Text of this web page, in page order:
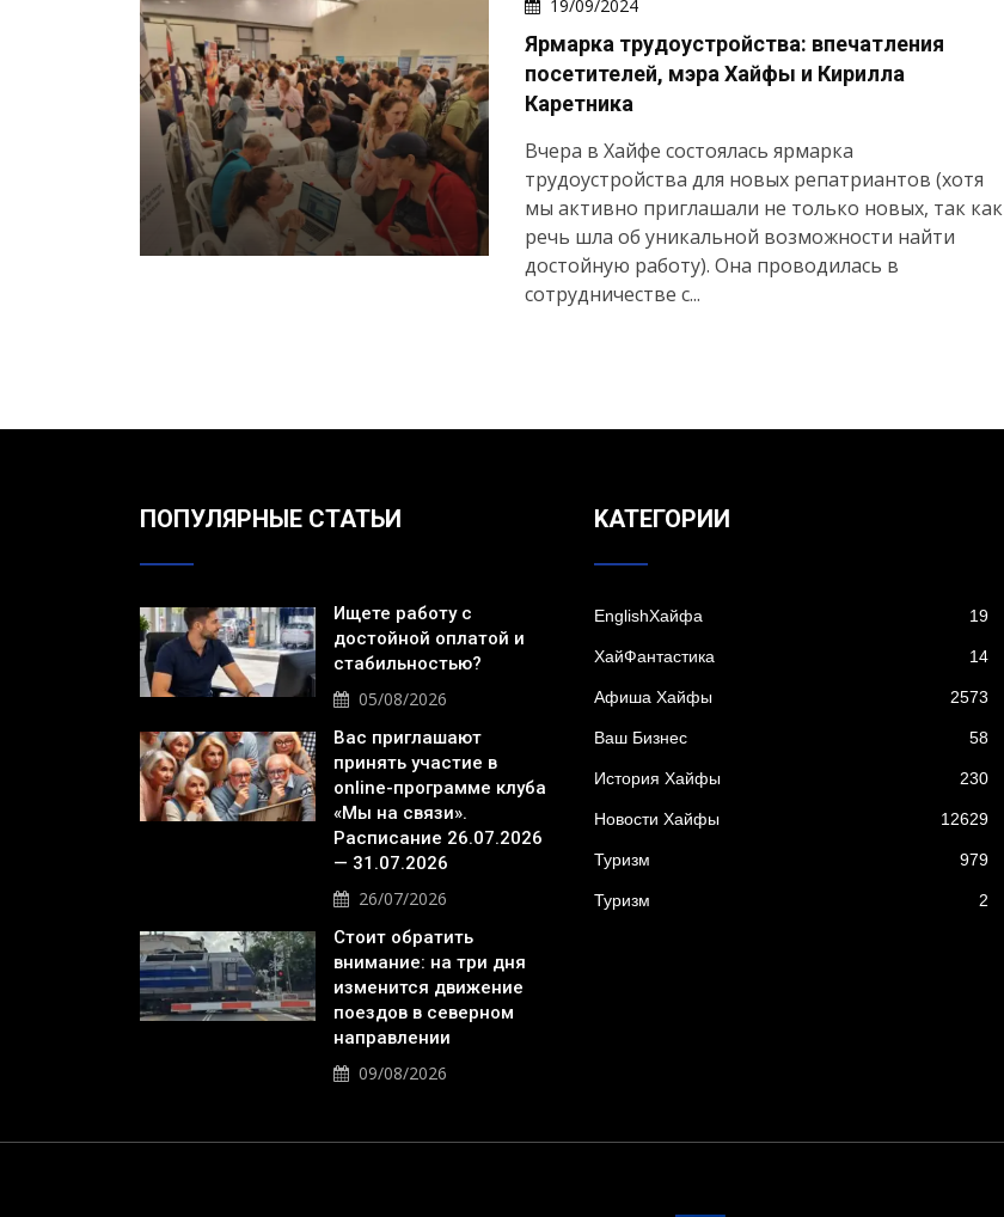
19/09/2024
Ярмарка трудоустройства: впечатления
посетителей, мэра Хайфы и Кирилла
Каретника
Вчера в Хайфе состоялась ярмарка
трудоустройства для новых репатриантов (хотя
мы активно приглашали не только новых, так как
речь шла об уникальной возможности найти
достойную работу). Она проводилась в
сотрудничестве с...
ПОПУЛЯРНЫЕ СТАТЬИ
Ищете работу с
достойной оплатой и
стабильностью?
05/08/2026
Вас приглашают
принять участие в
online-программе клуба
«Мы на связи».
Расписание 26.07.2026
— 31.07.2026
26/07/2026
Стоит обратить
внимание: на три дня
изменится движение
поездов в северном
направлении
09/08/2026
KАТЕГОРИИ
EnglishХайфа 19
XайФантастика 14
Афиша Хайфы 2573
Ваш Бизнес 58
История Хайфы 230
Новости Хайфы 12629
Туризм 979
Туризм 2